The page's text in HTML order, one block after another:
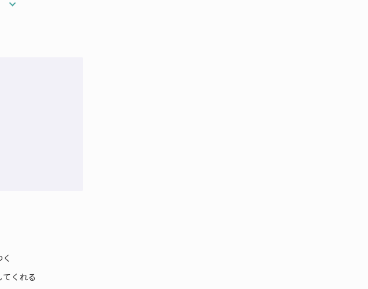
くれる